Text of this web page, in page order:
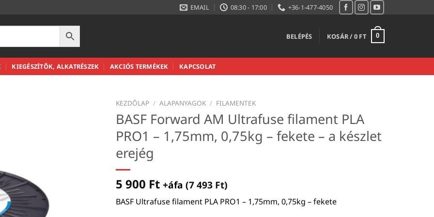
EMAIL 08:30 - 17:00 +36-1-477-4050
BELÉPÉS KOSÁR / 0 FT 0
KIEGÉSZÍTŐK, ALKATRÉSZEK AKCIÓS TERMÉKEK KAPCSOLAT
KEZDŐLAP / ALAPANYAGOK / FILAMENTEK
BASF Forward AM Ultrafuse filament PLA
PRO1 – 1,75mm, 0,75kg – fekete – a készlet
erejég
5 900 Ft +áfa (7 493 Ft)
BASF Ultrafuse filament PLA PRO1 – 1,75mm, 0,75kg – fekete